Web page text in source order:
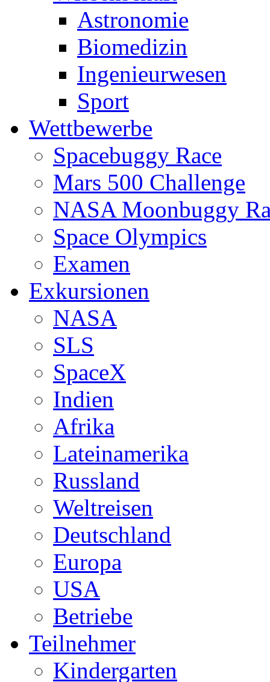
Astronomie
Biomedizin
Ingenieurwesen
Sport
Wettbewerbe
Spacebuggy Race
Mars 500 Challenge
NASA Moonbuggy
Space Olympics
Examen
Exkursionen
NASA
SLS
SpaceX
Indien
Afrika
Lateinamerika
Russland
Weltreisen
Deutschland
Europa
USA
Betriebe
Teilnehmer
Kindergarten